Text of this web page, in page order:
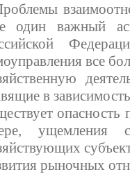
один важный
все
в
ущемления
рыночных